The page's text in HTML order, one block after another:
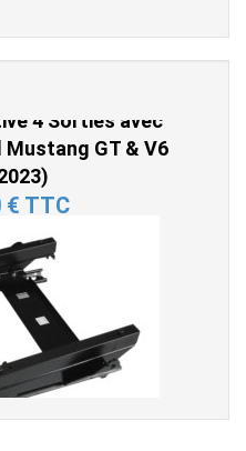
4 Sorties avec
€ TTC
pour BMW Série